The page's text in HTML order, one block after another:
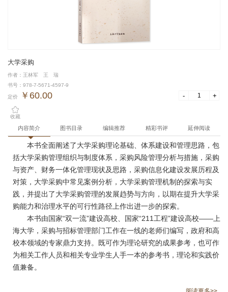
大学采购
作者：王林军 王 瑞
书号：978-7-5671-4597-9
定价 ￥60.00 - +
收藏
内容简介 图书目录 编辑推荐 精彩书评 延伸阅读
本书全面阐述了大学采购理论基础、体系建设和管理思路，包
括大学采购管理组织与制度体系，采购风险管理分析与措施，采购
与资产、财务一体化管理现状及思路，采购信息化建设发展历程及
对策，大学采购中常见案例分析，大学采购管理机制的探索与实
践，并提出了大学采购管理的发展趋势与方向，以期在提升大学采
购能力和治理水平的可行性路径上作出进一步的探索。
本书由国家“双一流”建设高校、国家“211工程”建设高校——上
海大学，采购与招标管理部门工作在一线的老师们编写，政府和高
校本领域的专家鼎力支持。既可作为理论研究的成果参考，也可作
为相关工作人员和相关专业学生人手一本的参考书，理论和实践价
值兼备。